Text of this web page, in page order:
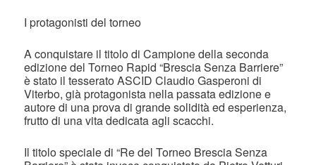
I protagonisti del torneo
A conquistare il titolo di Campione della seconda
edizione del Torneo Rapid “Brescia Senza Barriere”
è stato il tesserato ASCID Claudio Gasperoni di
Viterbo, già protagonista nella passata edizione e
autore di una prova di grande solidità ed esperienza,
frutto di una vita dedicata agli scacchi.
Il titolo speciale di “Re del Torneo Brescia Senza